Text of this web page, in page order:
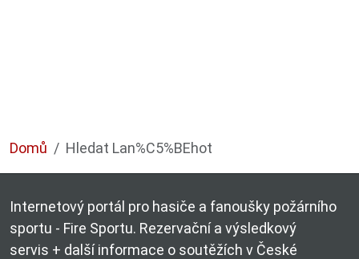
Domů Hledat Lan%C5%BEhot
Internetový portál pro hasiče a fanoušky požárního
sportu - Fire Sportu. Rezervační a výsledkový
servis + další informace o soutěžích v České